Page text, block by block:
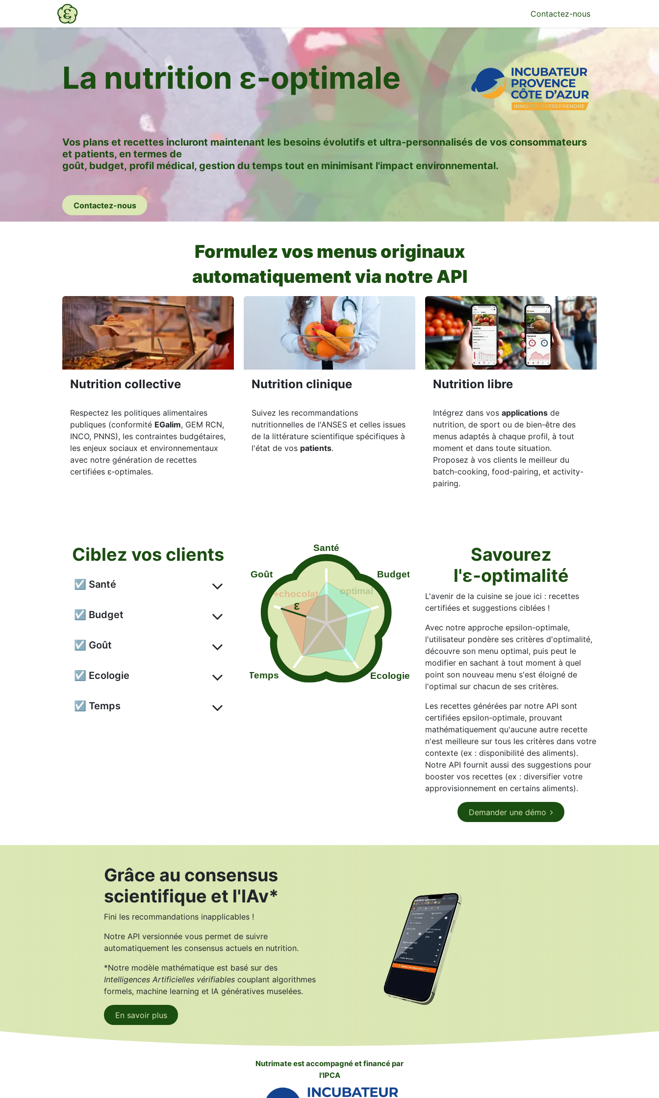
Se rendre au contenu
Contactez-nous
La nutrition ε‑optimale
Vos plans et recettes incluront maintenant les besoins évolutifs et ultra-personnalisés de vos consommateurs
et patients, en termes de
goût, budget, profil médical, gestion du temps tout en minimisant l'impact environnemental.​​
Contactez-nous
Formulez vos menusoriginaux
automatiquement via notre API
Nutrition collective
Respectez les politiques alimentaires
publiques (conformité EGalim, GEM RCN,
INCO, PNNS), les contraintes budgétaires,
les enjeux sociaux et environnementaux
avec notre génération de recettes
certifiées ε‑optimales.
Nutrition clinique
Suivez les recommandations
nutritionnelles de l'ANSES et celles issues
de la littérature scientifique spécifiques à
l'état de vos patients.
Nutrition libre
Intégrez dans vos applications de
nutrition, de sport ou de bien-être des
menus adaptés à chaque profil, à tout
moment et dans toute situation.
Proposez à vos clients le meilleur du
batch-cooking, food-pairing, et activity-
pairing.
Ciblez vos clients
☑ Santé
☑ Budget
☑ Goût
☑ Ecologie
☑ Temps
Savourez
l'ε‑optimalité
L'avenir de la cuisine se joue ici : recettes
certifiées et suggestions ciblées !
Avec notre approche epsil​on-optimale,
l'utilisateur pondère ses critères d'optimalité,
découvre son menu optimal, puis peut le
modifier en sachant à tout moment à quel
point son nouveau menu s'est éloigné de
l'optimal sur chacun de ses critères.
Les recettes générées par notre API sont
certifiées epsilon-optimale, prouvant
mathématiquement qu'aucune autre recette
n'est meilleure sur tous les critères dans votre
contexte (ex : disponibilité des aliments).
Notre API fournit aussi des suggestions pour
booster vos recettes (ex : diversifier votre
approvisionnement en certains aliments).
Demander une​​​​ démo
Grâce au consensus
scientifique et l'IAv*​
Fini les recommandations inapplicables !
Notre API versionnée vous permet de suivre
automatiquement les consensus actuels en nutrition.
*Notre modèle mathématique est basé sur des
Intelligences Artificielles vérifiables couplant algorithmes
formels, machine learning et IA génératives muselées.
En savoir plus
Nutrimate est accompagné et financé par
l'IPCA